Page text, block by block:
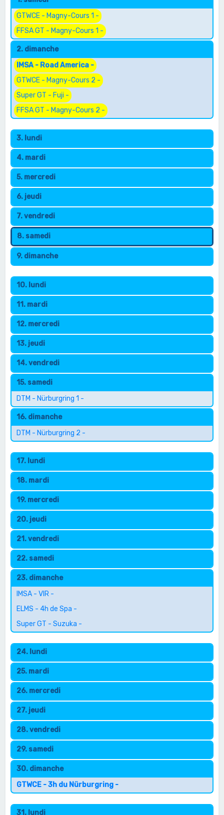
h
GTWCE - Magny-Cours 1 -
FFSA GT - Magny-Cours 1 -
2. dimanche
IMSA - Road America -
GTWCE - Magny-Cours 2 -
Super GT - Fuji -
FFSA GT - Magny-Cours 2 -
3. lundi
4. mardi
5. mercredi
6. jeudi
7. vendredi
8. samedi
9. dimanche
10. lundi
11. mardi
12. mercredi
13. jeudi
14. vendredi
15. samedi
DTM - Nürburgring 1 -
16. dimanche
DTM - Nürburgring 2 -
17. lundi
18. mardi
19. mercredi
20. jeudi
21. vendredi
22. samedi
23. dimanche
IMSA - VIR -
ELMS - 4h de Spa -
Super GT - Suzuka -
24. lundi
25. mardi
26. mercredi
27. jeudi
28. vendredi
29. samedi
30. dimanche
GTWCE - 3h du Nürburgring -
31. lundi